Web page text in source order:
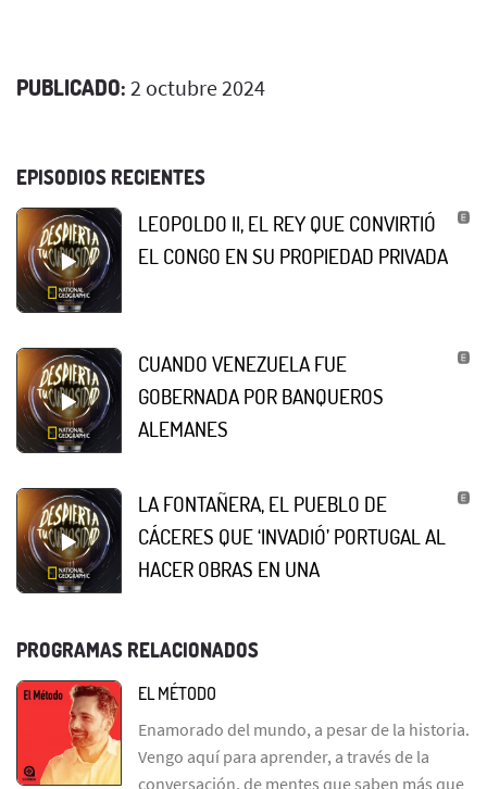
PUBLICADO: 2 octubre 2024
EPISODIOS RECIENTES
LEOPOLDO II, EL REY QUE CONVIRTIÓ
EL CONGO EN SU PROPIEDAD PRIVADA
CUANDO VENEZUELA FUE
GOBERNADA POR BANQUEROS
ALEMANES
LA FONTAÑERA, EL PUEBLO DE
CÁCERES QUE ‘INVADIÓ’ PORTUGAL AL
HACER OBRAS EN UNA
PROGRAMAS RELACIONADOS
EL MÉTODO
Enamorado del mundo, a pesar de la historia.
Vengo aquí para aprender, a través de la
conversación, de mentes que saben más que